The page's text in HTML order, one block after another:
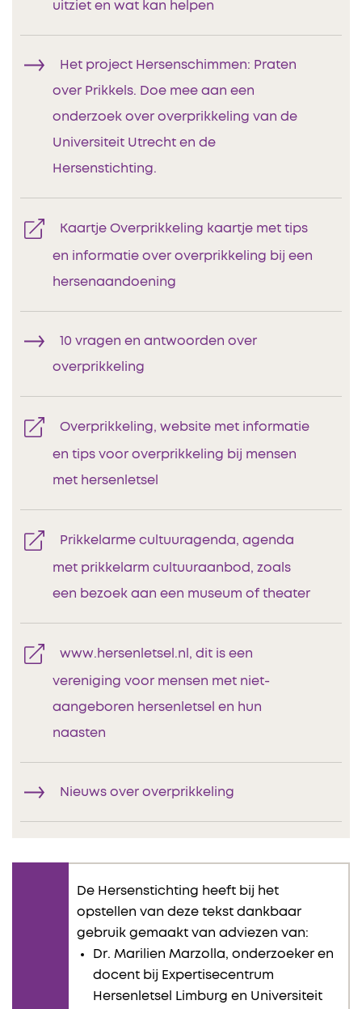
uitziet en wat kan helpen
Het project Hersenschimmen: Praten
over Prikkels. Doe mee aan een
onderzoek over overprikkeling van de
Universiteit Utrecht en de
Hersenstichting.
Kaartje Overprikkeling kaartje met tips
en informatie over overprikkeling bij een
hersenaandoening
10 vragen en antwoorden over
overprikkeling
Overprikkeling, website met informatie
en tips voor overprikkeling bij mensen
met hersenletsel
Prikkelarme cultuuragenda, agenda
met prikkelarm cultuuraanbod, zoals
een bezoek aan een museum of theater
www.hersenletsel.nl, dit is een
vereniging voor mensen met niet-
aangeboren hersenletsel en hun
naasten
Nieuws over overprikkeling
De Hersenstichting heeft bij het
opstellen van deze tekst dankbaar
gebruik gemaakt van adviezen van:
Dr. Marilien Marzolla, onderzoeker en
docent bij Expertisecentrum
Hersenletsel Limburg en Universiteit